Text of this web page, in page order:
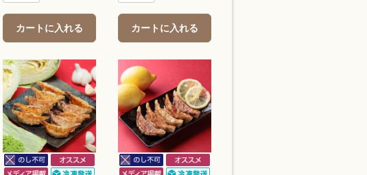
カートに入れる カートに入れる